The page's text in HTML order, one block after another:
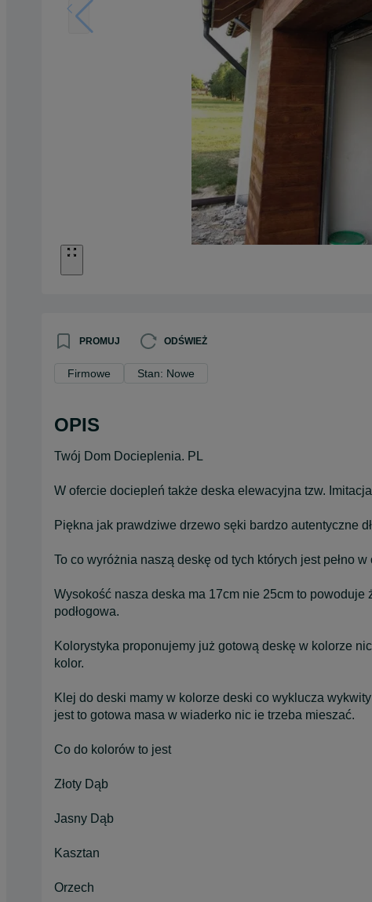
PROMUJ ODŚWIEŻ
Firmowe Stan: Nowe
OPIS
Twój Dom Docieplenia. PL
W ofercie dociepleń także deska elewacyjna tzw.
Piękna jak prawdziwe drzewo sęki bardzo autentyczne
To co wyróżnia naszą deskę od tych których jest pełno w
Wysokość nasza deska ma 17cm nie 25cm to powoduje
podłogowa.
Kolorystyka proponujemy już gotową deskę w kolorze
kolor.
Klej do deski mamy w kolorze deski co wyklucza
jest to gotowa masa w wiaderko nic ie trzeba mieszać.
Co do kolorów to jest
Złoty Dąb
Jasny Dąb
Kasztan
Orzech